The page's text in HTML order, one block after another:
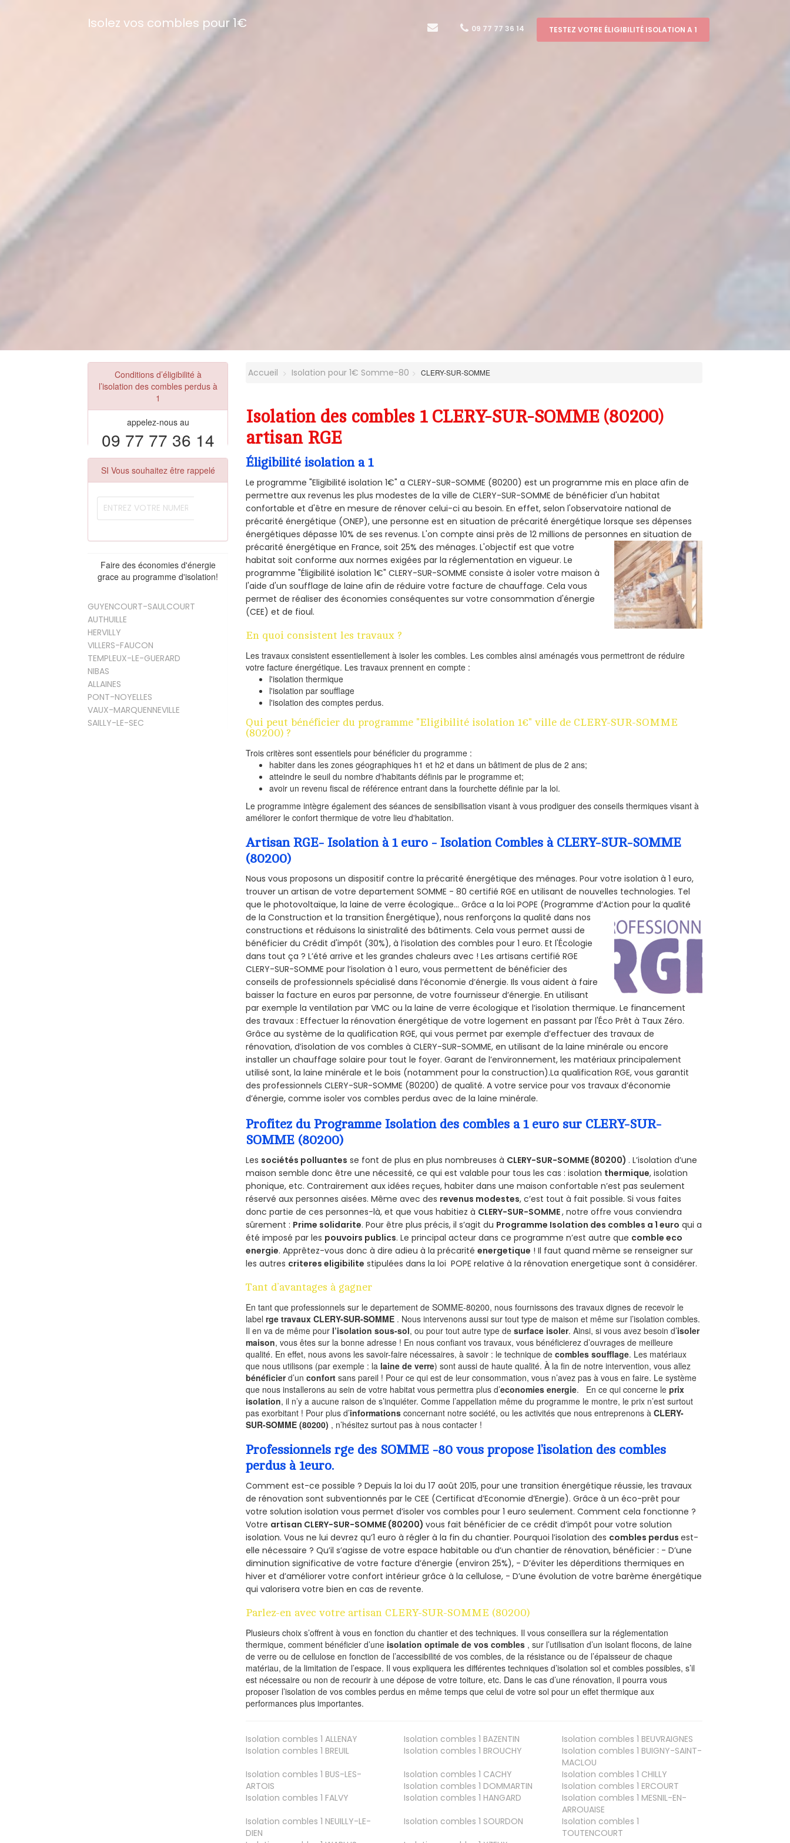
Isolez vos combles pour 1€ 09 77 77 36 14 TESTEZ VOTRE ÉLIGIBILITÉ ISOLATION A 1
Conditions d’éligibilité à
l’isolation des combles perdus à
1
appelez-nous au
09 77 77 36 14
SI Vous souhaitez être rappelé
Faire des économies d'énergie
grace au programme d'isolation!
GUYENCOURT-SAULCOURT
AUTHUILLE
HERVILLY
VILLERS-FAUCON
TEMPLEUX-LE-GUERARD
NIBAS
ALLAINES
PONT-NOYELLES
VAUX-MARQUENNEVILLE
SAILLY-LE-SEC
Accueil Isolation pour 1€ Somme-80 CLERY-SUR-SOMME
Isolation des combles 1 CLERY-SUR-SOMME (80200)
artisan RGE
Éligibilité isolation a 1
Le programme "Eligibilité isolation 1€" a CLERY-SUR-SOMME (80200) est un programme mis en place afin de
permettre aux revenus les plus modestes de la ville de CLERY-SUR-SOMME de bénéficier d'un habitat
confortable et d'être en mesure de rénover celui-ci au besoin. En effet, selon l'observatoire national de
précarité énergétique (ONEP), une personne est en situation de précarité énergétique lorsque ses dépenses
énergétiques dépasse 10% de ses revenus. L'on compte ainsi près de 12 millions de personnes en situation de
précarité énergétique en France, soit 25% des ménages.L'objectif est que votre
habitat soit conforme aux normes exigées par la réglementation en vigueur. Le
programme "Éligibilité isolation 1€" CLERY-SUR-SOMME consiste à isoler votre maison à
l'aide d'un soufflage de laine afin de réduire votre facture de chauffage. Cela vous
permet de réaliser des économies conséquentes sur votre consommation d'énergie
(CEE) et de fioul.
En quoi consistent les travaux ?
Les travaux consistent essentiellement à isoler les combles. Les combles ainsi aménagés vous permettront de réduire
votre facture énergétique. Les travaux prennent en compte :
l'isolation thermique
l'isolation par soufflage
l'isolation des comptes perdus.
Qui peut bénéficier du programme "Eligibilité isolation 1€" ville de CLERY-SUR-SOMME
(80200) ?
Trois critères sont essentiels pour bénéficier du programme :
habiter dans les zones géographiques h1 et h2 et dans un bâtiment de plus de 2 ans;
atteindre le seuil du nombre d'habitants définis par le programme et;
avoir un revenu fiscal de référence entrant dans la fourchette définie par la loi.
Le programme intègre également des séances de sensibilisation visant à vous prodiguer des conseils thermiques visant à
améliorer le confort thermique de votre lieu d'habitation.
Artisan RGE- Isolation à 1 euro - Isolation Combles à CLERY-SUR-SOMME
(80200)
Nous vous proposons un dispositif contre la précarité énergétique des ménages. Pour votre isolation à 1 euro,
trouver un artisan de votre departement SOMME - 80 certifié RGE en utilisant de nouvelles technologies. Tel
que le photovoltaïque, la laine de verre écologique... Grâce a la loi POPE (Programme d’Action pour la qualité
de la Construction et la transition Énergétique), nous renforçons la qualité dans nos
constructions et réduisons la sinistralité des bâtiments. Cela vous permet aussi de
bénéficier du Crédit d'impôt (30%), à l’isolation des combles pour 1 euro. Et l'Écologie
dans tout ça ? L’été arrive et les grandes chaleurs avec ! Les artisans certifié RGE
CLERY-SUR-SOMME pour l’isolation à 1 euro, vous permettent de bénéficier des
conseils de professionnels spécialisé dans l’économie d’énergie. Ils vous aident à faire
baisser la facture en euros par personne, de votre fournisseur d’énergie. En utilisant
par exemple la ventilation par VMC ou la laine de verre écologique et l’isolation thermique. Le financement
des travaux : Effectuer la rénovation énergétique de votre logement en passant par l'Éco Prêt à Taux Zéro.
Grâce au système de la qualification RGE, qui vous permet par exemple d’effectuer des travaux de
rénovation, d’isolation de vos combles à CLERY-SUR-SOMME, en utilisant de la laine minérale ou encore
installer un chauffage solaire pour tout le foyer. Garant de l’environnement, les matériaux principalement
utilisé sont, la laine minérale et le bois (notamment pour la construction).La qualification RGE, vous garantit
des professionnels CLERY-SUR-SOMME (80200) de qualité. A votre service pour vos travaux d’économie
d’énergie, comme isoler vos combles perdus avec de la laine minérale.
Profitez du Programme Isolation des combles a 1 euro sur CLERY-SUR-
SOMME (80200)
Les sociétés polluantes se font de plus en plus nombreuses à CLERY-SUR-SOMME (80200) . L’isolation d’une
maison semble donc être une nécessité, ce qui est valable pour tous les cas : isolation thermique, isolation
phonique, etc. Contrairement aux idées reçues, habiter dans une maison confortable n’est pas seulement
réservé aux personnes aisées. Même avec des revenus modestes, c’est tout à fait possible. Si vous faites
donc partie de ces personnes-là, et que vous habitiez à CLERY-SUR-SOMME, notre offre vous conviendra
sûrement : Prime solidarite. Pour être plus précis, il s’agit du Programme Isolation des combles a 1 euro qui a
été imposé par les pouvoirs publics. Le principal acteur dans ce programme n’est autre que comble eco
energie. Apprêtez-vous donc à dire adieu à la précaritéenergetique ! Il faut quand même se renseigner sur
les autres criteres eligibilite stipulées dans la loi POPE relative à la rénovation energetique sont à considérer.
Tant d’avantages à gagner
En tant que professionnels sur le departement de SOMME-80200, nous fournissons des travaux dignes de recevoir le
labelrge travaux CLERY-SUR-SOMME . Nous intervenons aussi sur tout type de maison et même sur l’isolation combles.
Il en va de même pour l’isolation sous-sol, ou pour tout autre type desurface isoler. Ainsi, si vous avez besoin d’isoler
maison, vous êtes sur la bonne adresse ! En nous confiant vos travaux, vous bénéficierez d’ouvrages de meilleure
qualité. En effet, nous avons les savoir-faire nécessaires, à savoir : le technique decombles soufflage. Les matériaux
que nous utilisons (par exemple : la laine de verre) sont aussi de haute qualité. À la fin de notre intervention, vous allez
bénéficierd’unconfort sans pareil ! Pour ce qui est de leur consommation, vous n’avez pas à vous en faire. Le système
que nous installerons au sein de votre habitat vous permettra plus d’economies energie. En ce qui concerne leprix
isolation, il n’y a aucune raison de s’inquiéter. Comme l’appellation même du programme le montre, le prix n’est surtout
pas exorbitant ! Pour plus d’informations concernant notre société, ou les activités que nous entreprenons àCLERY-
SUR-SOMME (80200) , n’hésitez surtout pas à nous contacter !
Professionnels rge des SOMME -80 vous propose l’isolation des combles
perdus à 1euro.
Comment est-ce possible ? Depuis la loi du 17 août 2015, pour une transition énergétique réussie, les travaux
de rénovation sont subventionnés par le CEE (Certificat d’Economie d’Energie). Grâce à un éco-prêt pour
votre solution isolation vous permet d’isoler vos combles pour 1 euro seulement. Comment cela fonctionne ?
Votre artisan CLERY-SUR-SOMME (80200)vous fait bénéficier de ce crédit d’impôt pour votre solution
isolation. Vous ne lui devrez qu’1 euro à régler à la fin du chantier. Pourquoi l’isolation des combles perdusest-
elle nécessaire ? Qu’il s’agisse de votre espace habitable ou d’un chantier de rénovation, bénéficier : - D’une
diminution significative de votre facture d’énergie (environ 25%), - D’éviter les déperditions thermiques en
hiver et d’améliorer votre confort intérieur grâce à la cellulose, - D’une évolution de votre barème énergétique
qui valorisera votre bien en cas de revente.
Parlez-en avec votre artisan CLERY-SUR-SOMME (80200)
Plusieurs choix s’offrent à vous en fonction du chantier et des techniques. Il vous conseillera sur la réglementation
thermique, comment bénéficier d’une isolation optimale de vos combles , sur l’utilisation d’un isolant flocons, de laine
de verre ou de cellulose en fonction de l’accessibilité de vos combles, de la résistance ou de l’épaisseur de chaque
matériau, de la limitation de l’espace. Il vous expliquera les différentes techniques d’isolation sol et combles possibles, s’il
est nécessaire ou non de recourir à une dépose de votre toiture, etc. Dans le cas d’une rénovation, il pourra vous
proposer l’isolation de vos combles perdus en même temps que celui de votre sol pour un effet thermique aux
performances plus importantes.
Isolation combles 1 ALLENAY Isolation combles 1 BAZENTIN Isolation combles 1 BEUVRAIGNES
Isolation combles 1 BREUIL Isolation combles 1 BROUCHY Isolation combles 1 BUIGNY-SAINT-
MACLOU
Isolation combles 1 BUS-LES-
ARTOIS
Isolation combles 1 CACHY Isolation combles 1 CHILLY
Isolation combles 1 DOMMARTIN Isolation combles 1 ERCOURT
Isolation combles 1 FALVY Isolation combles 1 HANGARD Isolation combles 1 MESNIL-EN-
ARROUAISE
Isolation combles 1 NEUILLY-LE-
DIEN
Isolation combles 1 SOURDON
Isolation combles 1
TOUTENCOURT